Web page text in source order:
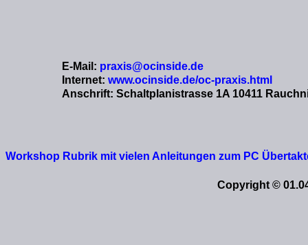
E-Mail: praxis@ocinside.de
Internet: www.ocinside.de/oc-praxis.html
Anschrift: Schaltplanistrasse 1A 10411
Workshop Rubrik mit vielen Anleitungen zum PC
Copyright ©